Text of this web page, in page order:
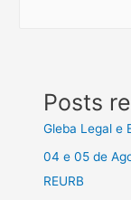
Posts
Gleba Legal e
04 e 05 de
REURB